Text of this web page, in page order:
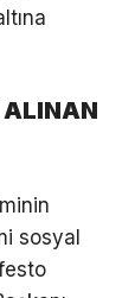
ALINAN
sosyal